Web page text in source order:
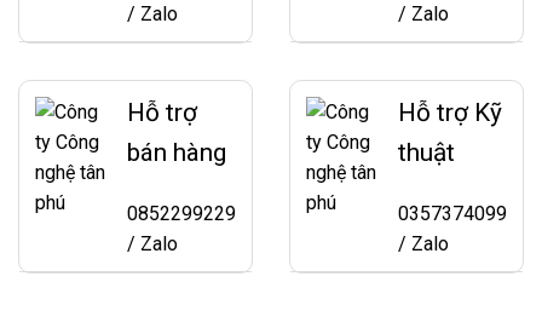
/ Zalo
/ Zalo
Hỗ trợ
bán hàng
0852299229
/ Zalo
Hỗ trợ Kỹ
thuật
0357374099
/ Zalo